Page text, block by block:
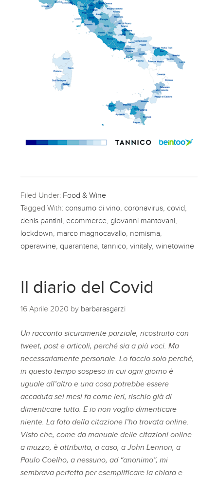
Filed Under: Food & Wine
Tagged With: consumo di vino coronavirus covid
denis pantini ecommerce giovanni mantovani
lockdown marco magnocavallo nomisma
operawine ,quarantena ,tannico ,vinitaly,winetowine
Il diario del Covid
16 Aprile 2020 by barbarasgarzi
Un racconto sicuramente parziale, ricostruito con
tweet, post e articoli, perché sia a più voci. Ma
necessariamente personale.Lo faccio solo perché,
in questo tempo sospeso in cui ogni giorno è
uguale all’altro e una cosa potrebbe essere
accaduta sei mesi fa come ieri, rischio già di
dimenticare tutto. E io non voglio dimenticare
niente.La foto della citazione l’ho trovata online.
Visto che, come da manuale delle citazioni online
a muzzo, è attribuita, a caso, a John Lennon, a
Paulo Coelho, a nessuno, ad “anonimo”, mi
sembrava perfetta per esemplificare la chiara e